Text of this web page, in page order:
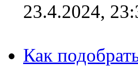
23.4.2024,
Как